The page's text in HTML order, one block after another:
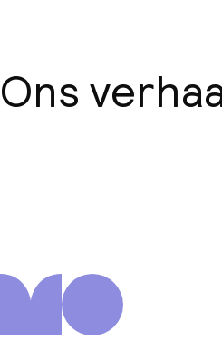
Vergaderruimte
niet toegestaan
Ons